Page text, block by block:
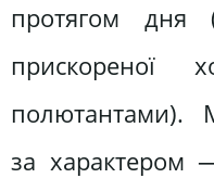
протягом дня
прискореної
полютантами).
за характером